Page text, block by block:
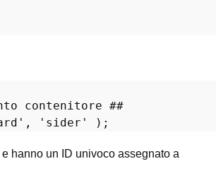
contenitore ##
, 'sider'
hanno un ID univoco assegnato a